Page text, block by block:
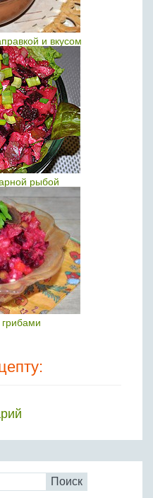
и вкусом
рыбой
грибами
Поиск